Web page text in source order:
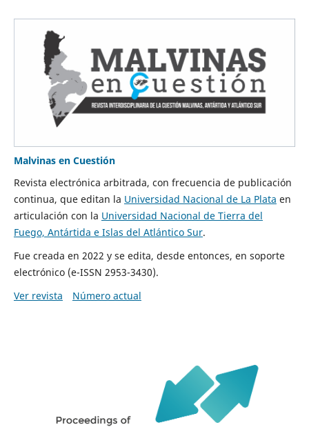
Malvinas en Cuestión
Revista electrónica arbitrada, con frecuencia de publicación
continua, que editan la Universidad Nacional de La Plata en
articulación con la Universidad Nacional de Tierra del
Fuego, Antártida e Islas del Atlántico Sur.
Fue creada en 2022 y se edita, desde entonces, en soporte
electrónico (e-ISSN 2953-3430).
Ver revista
Número actual